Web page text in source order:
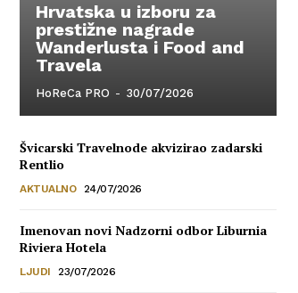
Hrvatska u izboru za
prestižne nagrade
Wanderlusta i Food and
Travela
HoReCa PRO - 30/07/2026
Švicarski Travelnode akvizirao zadarski
Rentlio
AKTUALNO 24/07/2026
Imenovan novi Nadzorni odbor Liburnia
Riviera Hotela
LJUDI 23/07/2026